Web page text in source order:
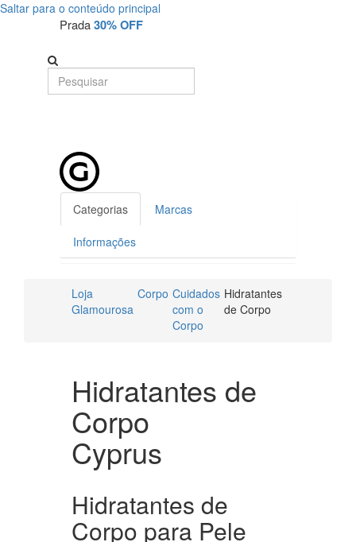
Saltar para o conteúdo principal
Prada30% OFF
Categorias Marcas
Informações
Loja
Glamourosa
Corpo Cuidados
com o
Corpo
Hidratantes
de Corpo
Hidratantes de
Corpo
Cyprus
Hidratantes de
Corpo para Pele